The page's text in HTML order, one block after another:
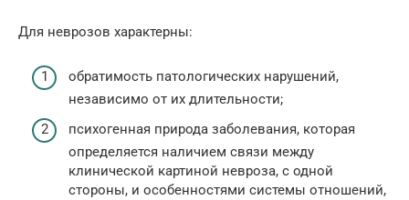
Для неврозов характерны:
обратимость патологических нарушений,
независимо от их длительности;
психогенная природа заболевания, которая
определяется наличием связи между
клинической картиной невроза, с одной
стороны, и особенностями системы отношений,